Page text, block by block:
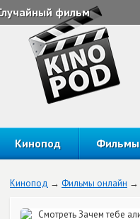
фильм
Кинопод Фильмы
Кинопод Фильмы онлайн